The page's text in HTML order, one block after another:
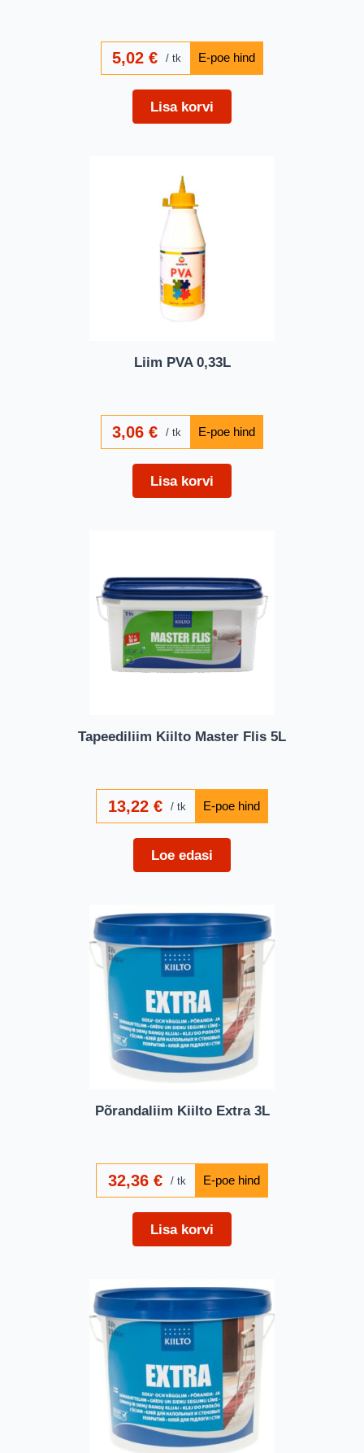
5,02€ tk
Lisa korvi
Liim PVA 0,33L
3,06€ tk
Lisa korvi
Tapeediliim Kiilto Master Flis 5L
13,22 € tk
Loe edasi
Põrandaliim Kiilto Extra 3L
32,36 € tk
Lisa korvi